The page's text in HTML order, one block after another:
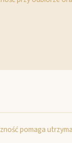
pomaga